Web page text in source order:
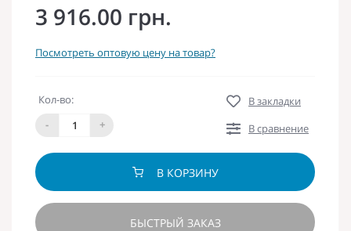
3 916.00 грн.
Посмотреть оптовую цену на товар?
Кол-во:
-
+
В закладки
В сравнение
В КОРЗИНУ
БЫСТРЫЙ ЗАКАЗ